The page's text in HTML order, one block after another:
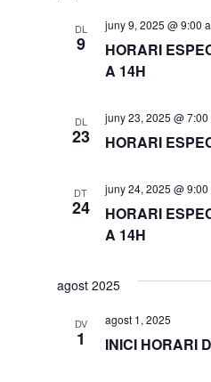
DL
9
HORARI
A 14H
juny 9, 2025 @ 9:00
DL
23 HORARI
juny 23, 2025 @ 7:00
DT
24
HORARI
A 14H
juny 24, 2025 @ 9:00
agost 2025
DV
1 INICI HORARI
agost 1, 2025